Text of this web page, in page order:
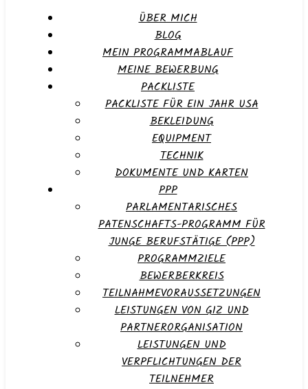
ÜBER MICH
BLOG
MEIN PROGRAMMABLAUF
MEINE BEWERBUNG
PACKLISTE
PACKLISTE FÜR EIN JAHR USA
BEKLEIDUNG
EQUIPMENT
TECHNIK
DOKUMENTE UND KARTEN
PPP
PARLAMENTARISCHES
PATENSCHAFTS-PROGRAMM FÜR
JUNGE BERUFSTÄTIGE (PPP)
PROGRAMMZIELE
BEWERBERKREIS
TEILNAHMEVORAUSSETZUNGEN
LEISTUNGEN VON GIZ UND
PARTNERORGANISATION
LEISTUNGEN UND
VERPFLICHTUNGEN DER
TEILNEHMER